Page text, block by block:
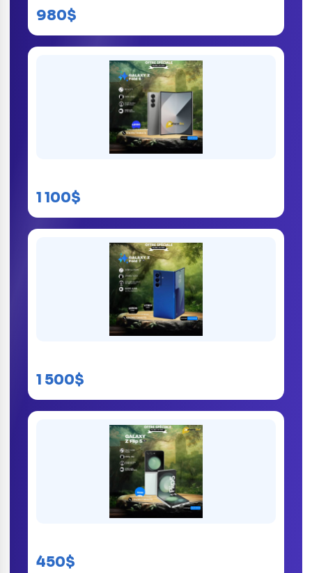
980$
1 100$
1 500$
450$